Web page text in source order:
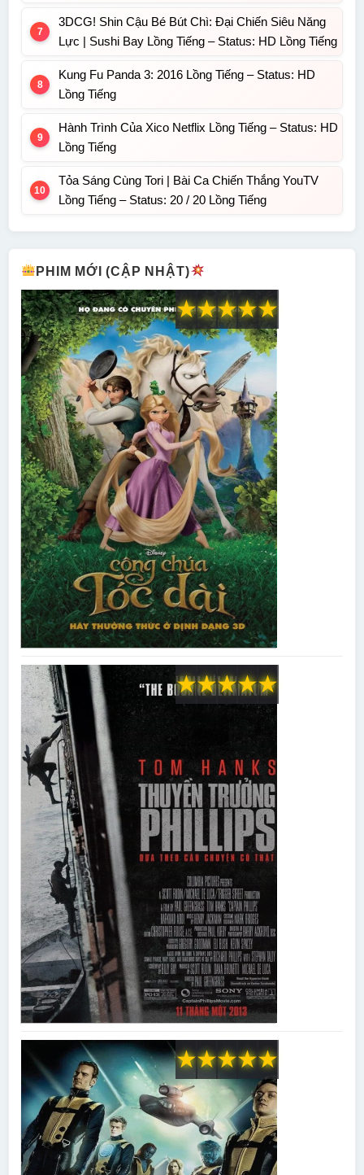
3DCG! Shin Cậu Bé Bút Chì: Đại Chiến Siêu Năng
Lực | Sushi Bay Lồng Tiếng – Status: HD Lồng Tiếng
Kung Fu Panda 3: 2016 Lồng Tiếng – Status: HD
Lồng Tiếng
Hành Trình Của Xico Netflix Lồng Tiếng – Status: HD
Lồng Tiếng
Tỏa Sáng Cùng Tori | Bài Ca Chiến Thắng YouTV
Lồng Tiếng – Status: 20 / 20 Lồng Tiếng
PHIM MỚI (CẬP NHẬT)
★
★
★
★
★
★
★
★
★
★
★
★
★
★
★